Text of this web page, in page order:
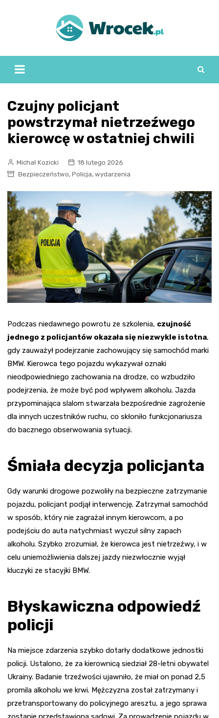
Czujny policjant
powstrzymał nietrzeźwego
kierowcę w ostatniej chwili
Michał Kozicki
18 lutego 2026
Bezpieczeństwo, Policja, wydarzenia
Podczas niedawnego powrotu ze szkolenia, czujność
jednego z policjantów okazała się niezwykle istotna,
gdy zauważył podejrzanie zachowujący się samochód marki
BMW. Kierowca tego pojazdu wykazywał oznaki
nieodpowiedniego zachowania na drodze, co wzbudziło
podejrzenia, że może być pod wpływem alkoholu. Jazda
przypominająca slalom stwarzała bezpośrednie zagrożenie
dla innych uczestników ruchu, co skłoniło funkcjonariusza
do bacznego obserwowania sytuacji.
Śmiała decyzja policjanta
Gdy warunki drogowe pozwoliły na bezpieczne zatrzymanie
pojazdu, policjant podjął interwencję. Zatrzymał samochód
w sposób, który nie zagrażał innym kierowcom, a po
podejściu do auta natychmiast wyczuł silny zapach
alkoholu. Szybko zrozumiał, że kierowca jest nietrzeźwy, i w
celu uniemożliwienia dalszej jazdy niezwłocznie wyjął
kluczyki ze stacyjki BMW.
Błyskawiczna odpowiedź
policji
Na miejsce zdarzenia szybko dotarły dodatkowe jednostki
policji. Ustalono, że za kierownicą siedział 28-letni obywatel
Ukrainy. Badanie trzeźwości ujawniło, że miał on ponad 2,5
promila alkoholu we krwi. Mężczyzna został zatrzymany i
przetransportowany do policyjnego aresztu, a jego sprawa